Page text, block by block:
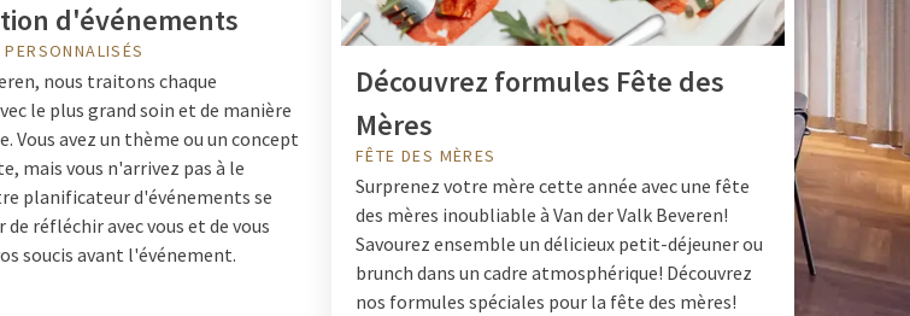
d'événements
PERSONNALISÉS
nous traitons chaque
le plus grand soin et de manière
Vous avez un thème ou un concept
mais vous n'arrivez pas à le
planificateur d'événements se
de réfléchir avec vous et de vous
soucis avant l'événement.
Découvrez formules Fête des
Mères
FÊTE DES MÈRES
Surprenez votre mère cette année avec une fête
des mères inoubliable à Van der Valk Beveren!
Savourez ensemble un délicieux petit-déjeuner ou
brunch dans un cadre atmosphérique! Découvrez
nos formules spéciales pour la fête des mères!